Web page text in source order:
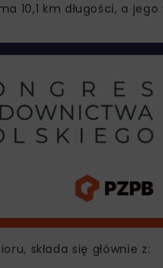
10,1 km długości, a
składa się głównie z: